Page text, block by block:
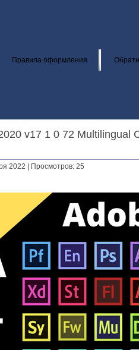
Правила оформления
v17 1 0 72 Multilingual
2022 | Просмотров: 25